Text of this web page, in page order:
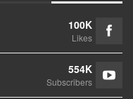
100K
Likes
554K
Subscribers